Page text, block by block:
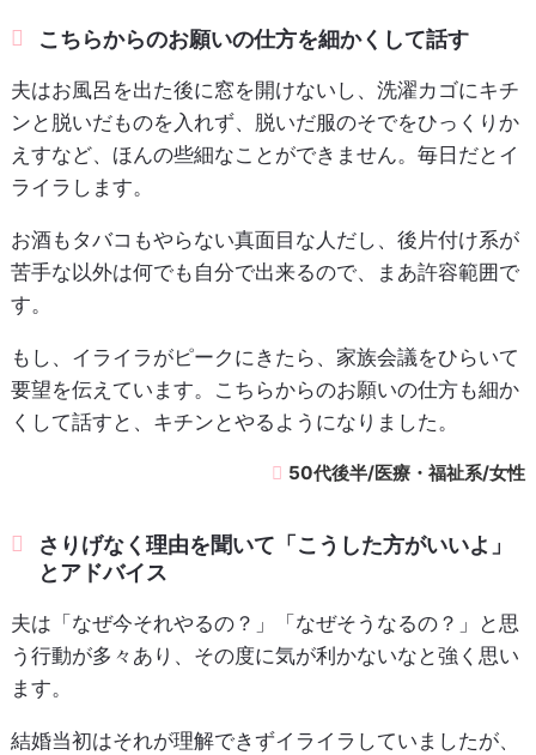
こちらからのお願いの仕方を細かくして話す
夫はお風呂を出た後に窓を開けないし、洗濯カゴにキチ
ンと脱いだものを入れず、脱いだ服のそでをひっくりか
えすなど、ほんの些細なことができません。毎日だとイ
ライラします。
お酒もタバコもやらない真面目な人だし、後片付け系が
苦手な以外は何でも自分で出来るので、まあ許容範囲で
す。
もし、イライラがピークにきたら、家族会議をひらいて
要望を伝えています。こちらからのお願いの仕方も細か
くして話すと、キチンとやるようになりました。
50代後半/医療・福祉系/女性
さりげなく理由を聞いて「こうした方がいいよ」
とアドバイス
夫は「なぜ今それやるの？」「なぜそうなるの？」と思
う行動が多々あり、その度に気が利かないなと強く思い
ます。
結婚当初はそれが理解できずイライラしていましたが、